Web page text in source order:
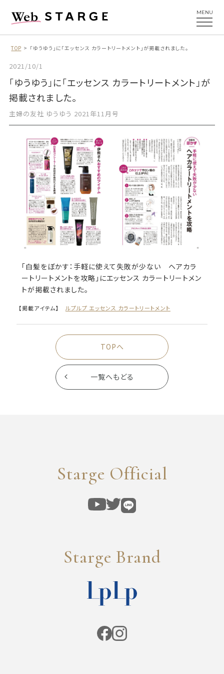
MENU
TOP 「ゆうゆう」に「エッセンス カラートリートメント」が掲載されました。
2021/10/1
「ゆうゆう」に「エッセンス カラートリートメント」が
掲載されました。
主婦の友社 ゆうゆう 2021年11月号
「白髪をぼかす：手軽に使えて失敗が少ない ヘアカラ
ートリートメントを攻略」にエッセンス カラートリートメン
トが掲載されました。
【掲載アイテム】 ルプルプ エッセンス カラートリートメント
一覧へもどる
TOPへ
Starge Official
Starge Brand